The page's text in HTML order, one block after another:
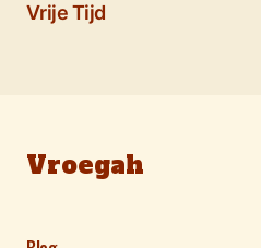
Vrije Tijd
Vroegah